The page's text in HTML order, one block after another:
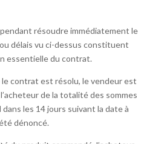
résoudre immédiatement le
délais vu ci-dessus constituent
essentielle du contrat.
le contrat est résolu, le vendeur est
de la totalité des sommes
les 14 jours suivant la date à
dénoncé.